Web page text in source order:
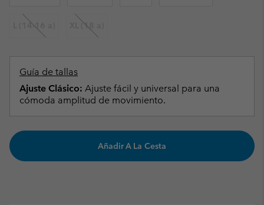
L (14-16 a) XL (18 a)
Guía de tallas
Ajuste Clásico: Ajuste fácil y universal para una
cómoda amplitud de movimiento.
Añadir A La Cesta